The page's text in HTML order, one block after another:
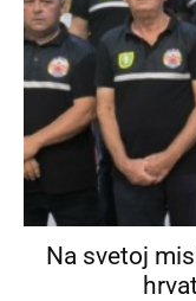
Na svetoj